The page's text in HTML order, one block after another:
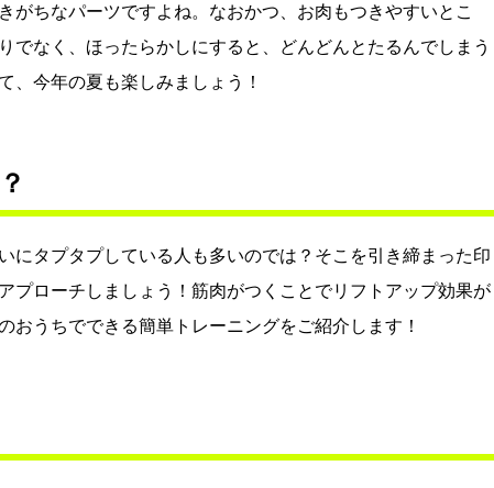
がちなパーツですよね。なおかつ、お肉もつきやすいとこ
でなく、ほったらかしにすると、どんどんとたるんでしまう
、今年の夏も楽しみましょう！
にタプタプしている人も多いのでは？そこを引き締まった印
プローチしましょう！筋肉がつくことでリフトアップ効果が
うちでできる簡単トレーニングをご紹介します！